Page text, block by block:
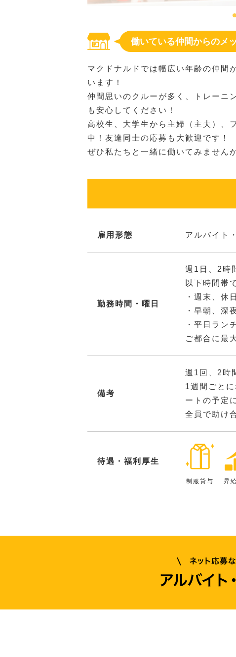
働いている仲間からのメ
マクドナルドでは幅広い年齢の仲間
います！
仲間思いのクルーが多く、トレーニ
も安心してください！
高校生、大学生から主婦（主夫）、
中！友達同士の応募も大歓迎です！
ぜひ私たちと一緒に働いてみません
雇用形態 アルバイト
勤務時間・曜日
週1日、2時
以下時間帯
・週末、休
・早朝、深
・平日ラン
ご都合に最
備考
週1回、2時
1週間ごと
ートの予定
全員で助け
待遇・福利厚生
制服貸与 昇